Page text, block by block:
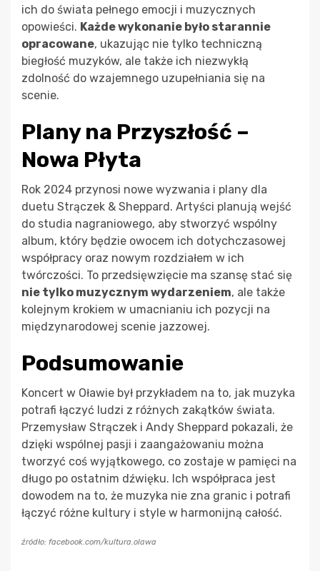
ich do świata pełnego emocji i muzycznych
opowieści. Każde wykonanie było starannie
opracowane, ukazując nie tylko techniczną
biegłość muzyków, ale także ich niezwykłą
zdolność do wzajemnego uzupełniania się na
scenie.
Plany na Przyszłość –
Nowa Płyta
Rok 2024 przynosi nowe wyzwania i plany dla
duetu Strączek & Sheppard. Artyści planują wejść
do studia nagraniowego, aby stworzyć wspólny
album, który będzie owocem ich dotychczasowej
współpracy oraz nowym rozdziałem w ich
twórczości. To przedsięwzięcie ma szansę stać się
nie tylko muzycznym wydarzeniem, ale także
kolejnym krokiem w umacnianiu ich pozycji na
międzynarodowej scenie jazzowej.
Podsumowanie
Koncert w Oławie był przykładem na to, jak muzyka
potrafi łączyć ludzi z różnych zakątków świata.
Przemysław Strączek i Andy Sheppard pokazali, że
dzięki wspólnej pasji i zaangażowaniu można
tworzyć coś wyjątkowego, co zostaje w pamięci na
długo po ostatnim dźwięku. Ich współpraca jest
dowodem na to, że muzyka nie zna granic i potrafi
łączyć różne kultury i style w harmonijną całość.
źródło: facebook.com/kultura.olawa